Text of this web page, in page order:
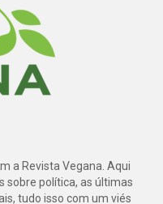
a Revista Vegana. Aqui
sobre política, as últimas
tudo isso com um viés